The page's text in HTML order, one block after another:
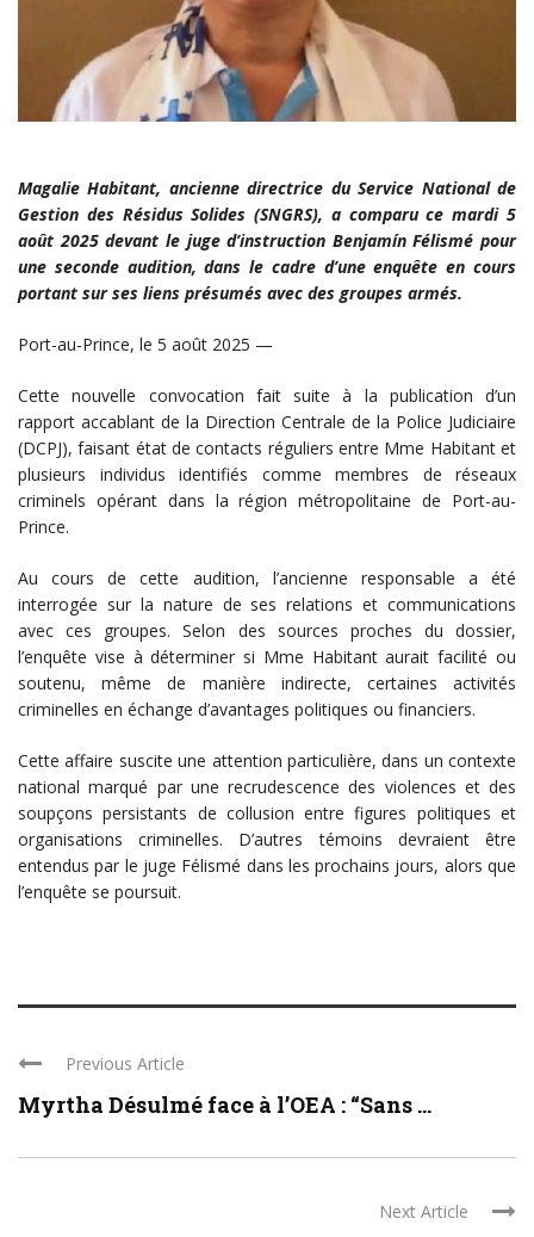
Magalie Habitant, ancienne directrice du Service National de
Gestion des Résidus Solides (SNGRS), a comparu ce mardi 5
août 2025 devant le juge d’instruction Benjamín Félismé pour
une seconde audition, dans le cadre d’une enquête en cours
portant sur ses liens présumés avec des groupes armés.
Port-au-Prince, le 5 août 2025 —
Cette nouvelle convocation fait suite à la publication d’un
rapport accablant de la Direction Centrale de la Police Judiciaire
(DCPJ), faisant état de contacts réguliers entre Mme Habitant et
plusieurs individus identifiés comme membres de réseaux
criminels opérant dans la région métropolitaine de Port-au-
Prince.
Au cours de cette audition, l’ancienne responsable a été
interrogée sur la nature de ses relations et communications
avec ces groupes. Selon des sources proches du dossier,
l’enquête vise à déterminer si Mme Habitant aurait facilité ou
soutenu, même de manière indirecte, certaines activités
criminelles en échange d’avantages politiques ou financiers.
Cette affaire suscite une attention particulière, dans un contexte
national marqué par une recrudescence des violences et des
soupçons persistants de collusion entre figures politiques et
organisations criminelles. D’autres témoins devraient être
entendus par le juge Félismé dans les prochains jours, alors que
l’enquête se poursuit.
Previous Article
Myrtha Désulmé face à l’OEA : “Sans ...
Next Article